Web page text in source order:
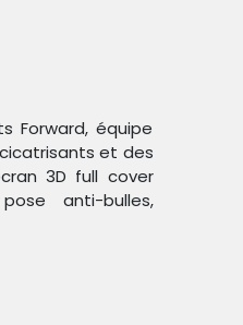
Forward, équipe
et des
3D full cover
anti-bulles,